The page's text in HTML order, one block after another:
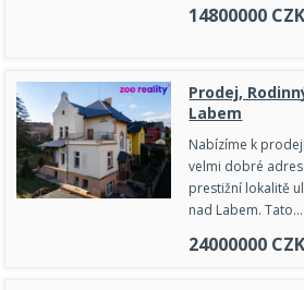
14800000 CZK
Prodej,
Labem
Nabízíme k
velmi dobré
prestižní lokalitě
nad Labem. Tato…
24000000 CZK